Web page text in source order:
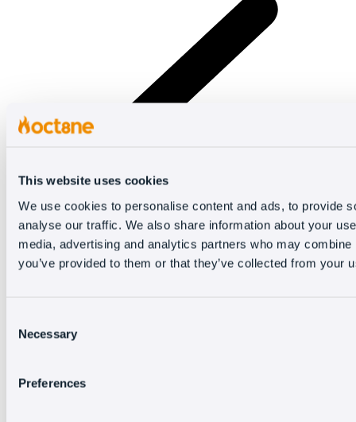
This website uses cookies
We use cookies to personalise content and ads, to provide
analyse our traffic. We also share information about your
media, advertising and analytics partners who may
you’ve provided to them or that they’ve collected from your
Selection
Necessary
Preferences